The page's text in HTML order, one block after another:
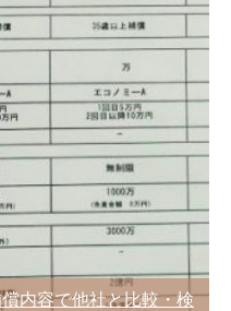
内容で他社と比較・検